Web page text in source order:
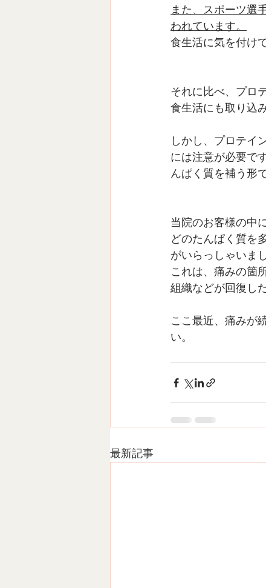
また、スポーツ選
われています。
食生活に気を付け
それに比べ、プロ
食生活にも取り込
しかし、プロテイ
には注意が必要で
んぱく質を補う形
当院のお客様の中
どのたんぱく質を
がいらっしゃいまし
これは、痛みの箇
組織などが回復し
ここ最近、痛みが
い。
最新記事